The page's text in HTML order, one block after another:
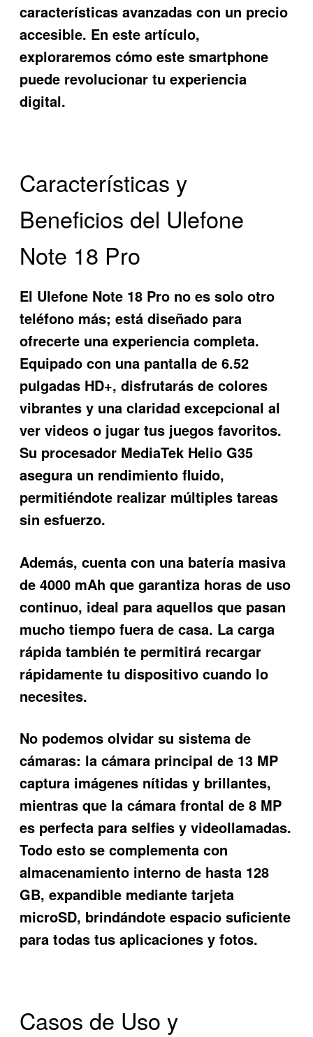
características avanzadas con un precio
accesible. En este artículo,
exploraremos cómo este smartphone
puede revolucionar tu experiencia
digital.
Características y
Beneficios del Ulefone
Note 18 Pro
El Ulefone Note 18 Pro no es solo otro
teléfono más; está diseñado para
ofrecerte una experiencia completa.
Equipado con una pantalla de 6.52
pulgadas HD+, disfrutarás de colores
vibrantes y una claridad excepcional al
ver videos o jugar tus juegos favoritos.
Su procesador MediaTek Helio G35
asegura un rendimiento fluido,
permitiéndote realizar múltiples tareas
sin esfuerzo.
Además, cuenta con una batería masiva
de 4000 mAh que garantiza horas de uso
continuo, ideal para aquellos que pasan
mucho tiempo fuera de casa. La carga
rápida también te permitirá recargar
rápidamente tu dispositivo cuando lo
necesites.
No podemos olvidar su sistema de
cámaras: la cámara principal de 13 MP
captura imágenes nítidas y brillantes,
mientras que la cámara frontal de 8 MP
es perfecta para selfies y videollamadas.
Todo esto se complementa con
almacenamiento interno de hasta 128
GB, expandible mediante tarjeta
microSD, brindándote espacio suficiente
para todas tus aplicaciones y fotos.
Casos de Uso y